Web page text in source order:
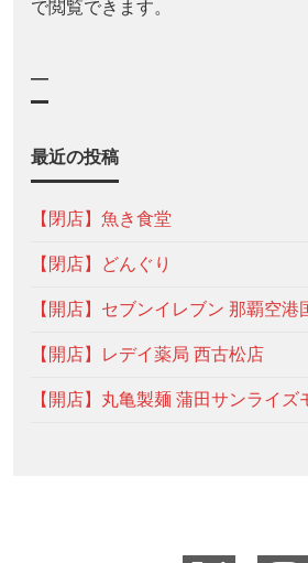
で閲覧できます。
—
最近の投稿
【閉店】魚き食堂
【閉店】どんぐり
【開店】セブンイレブン 那覇空
【開店】レデイ薬局 西古松店
【開店】丸亀製麺 蒲田サンライズ